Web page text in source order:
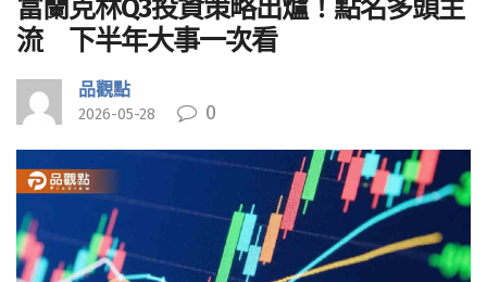
富蘭克林Q3投資策略出爐！點名多頭主
流 下半年大事一次看
品觀點
2026-05-28 0